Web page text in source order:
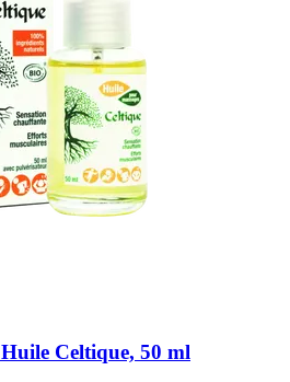
Huile Celtique, 50 ml